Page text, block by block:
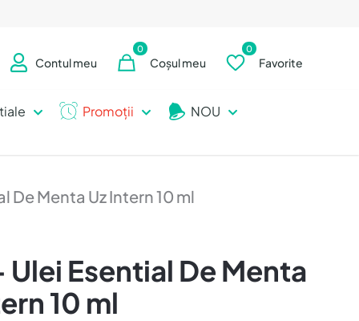
Contul meu
0
Coșul meu
0
Favorite
Promoții
NOU
De Menta Uz Intern 10 ml
Ulei Esential De Menta
10 ml